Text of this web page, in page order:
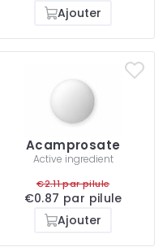
Ajouter
Acamprosate
Active ingredient
€2.11 par pilule
€0.87 par pilule
Ajouter